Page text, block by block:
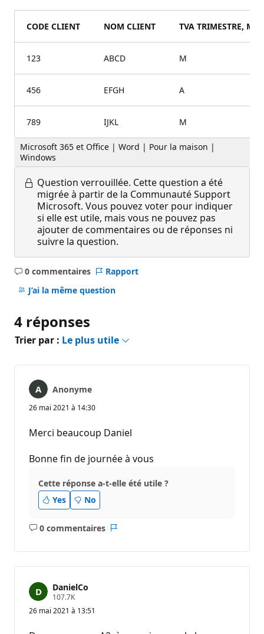
CODE CLIENT NOM CLIENT TVA TRIMESTRE,
123 ABCD M
456 EFGH A
789 IJKL M
Microsoft 365 et Office | Word | Pour la maison |
Windows
Question verrouillée. Cette question a été
migrée à partir de la Communauté Support
Microsoft. Vous pouvez voter pour indiquer
si elle est utile, mais vous ne pouvez pas
ajouter de commentaires ou de réponses ni
suivre la question.
0 commentaires
Aucun
commentaire
Rapport
J’ai la même question
4 réponses
Trier par : Le plus utile
Anonyme
26 mai 2021 à 14:30
Merci beaucoup Daniel
Bonne fin de journée à vous
Cette réponse a-t-elle été utile ?
Yes
No
0 commentaires
Aucun
DanielCo
107.7KP
i
26 mai 2021 à 13:51